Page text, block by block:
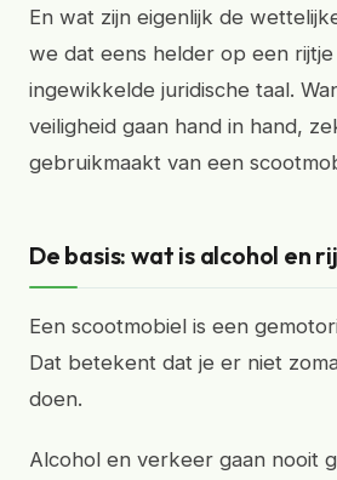
En wat zijn eigenlijk de
we dat eens helder op een
ingewikkelde juridische taal.
veiligheid gaan hand in hand,
gebruikmaakt van een
De basis: wat is alcohol en
Een scootmobiel is een
Dat betekent dat je er niet
doen.
Alcohol en verkeer gaan nooit